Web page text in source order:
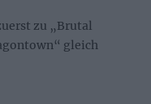
zu „Brutal
gleich